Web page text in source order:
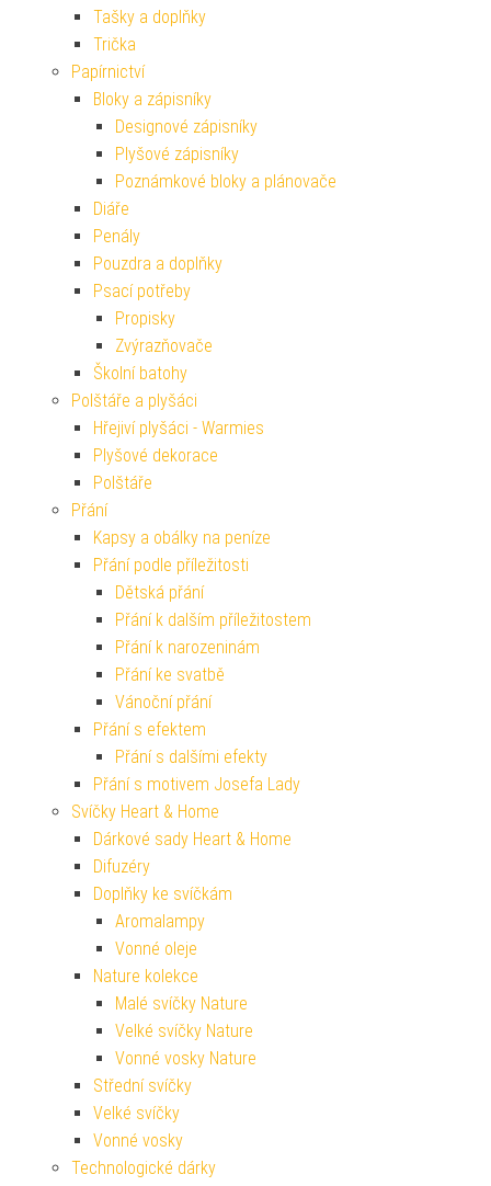
Tašky a doplňky
Trička
Papírnictví
Bloky a zápisníky
Designové zápisníky
Plyšové zápisníky
Poznámkové bloky a plánovače
Diáře
Penály
Pouzdra a doplňky
Psací potřeby
Propisky
Zvýrazňovače
Školní batohy
Polštáře a plyšáci
Hřejiví plyšáci - Warmies
Plyšové dekorace
Polštáře
Přání
Kapsy a obálky na peníze
Přání podle příležitosti
Dětská přání
Přání k dalším příležitostem
Přání k narozeninám
Přání ke svatbě
Vánoční přání
Přání s efektem
Přání s dalšími efekty
Přání s motivem Josefa Lady
Svíčky Heart & Home
Dárkové sady Heart & Home
Difuzéry
Doplňky ke svíčkám
Aromalampy
Vonné oleje
Nature kolekce
Malé svíčky Nature
Velké svíčky Nature
Vonné vosky Nature
Střední svíčky
Velké svíčky
Vonné vosky
Technologické dárky